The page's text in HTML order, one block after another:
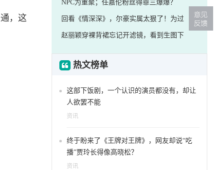
，这
NPC为重聚；任嘉伦粉丝得罪三爆爆？
回看《情深深》，尔豪实属太狠了！为过
赵丽颖穿裸背裙忘记开滤镜，看到生图下
热文榜单
这部下饭剧，一个认识的演员都没有，却让
人欲罢不能
资讯
终于盼来了《王牌对王牌》，网友却说“吃
播”贾玲长得像高晓松？
资讯